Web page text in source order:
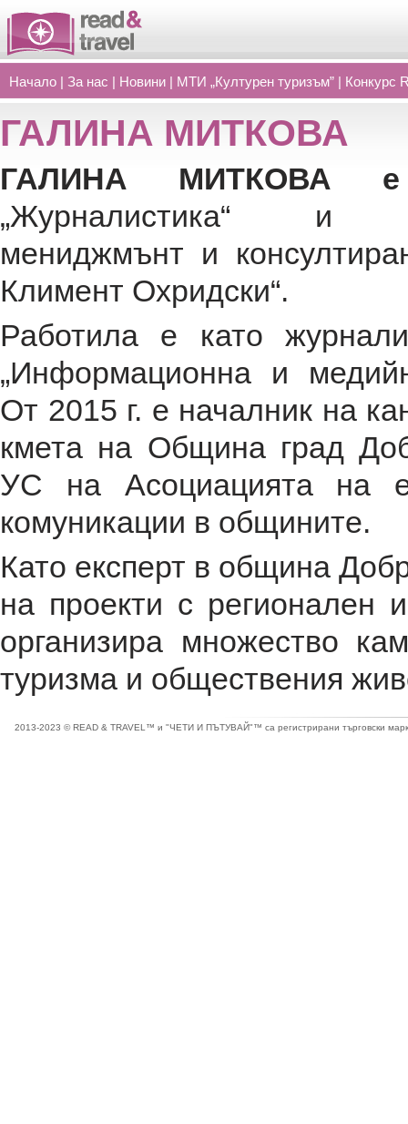
Начало | За нас | Новини | МТИ „Културен туризъм” | Конкурс
ГАЛИНА МИТКОВА
ГАЛИНА МИТКОВА
„Журналистика“ и
мениджмънт и
Климент Охридски“.
Работила е като
„Информационна и
От 2015 г. е началник на
кмета на Община град
УС на Асоциацията на
комуникации в общините.
Като експерт в община
на проекти с
организира множество
туризма и обществения
2013-2023 © READ & TRAVEL™ и "ЧЕТИ И ПЪТУВАЙ"™ са регистрирани търговски